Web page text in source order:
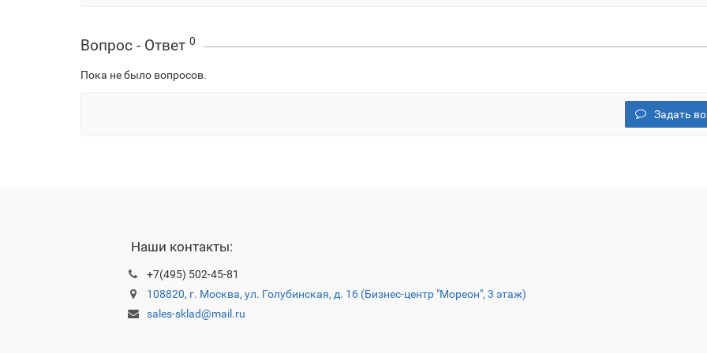
Вопрос - Ответ 0
Пока не было вопросов.
Задать
Наши контакты:
+7(495) 502-45-81
108820, г. Москва, ул. Голубинская, д. 16 (Бизнес-центр "Мореон", 3 этаж)
sales-sklad@mail.ru